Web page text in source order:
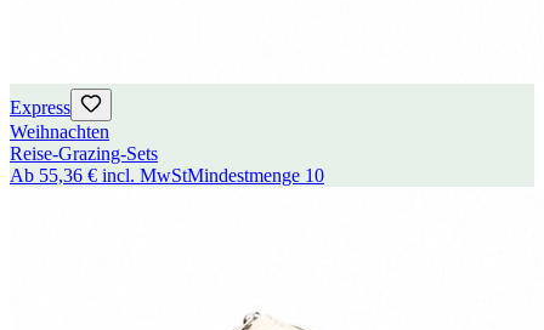
Express
Weihnachten
Reise-Grazing-Sets
Ab 55,36 € incl. MwStMindestmenge 10